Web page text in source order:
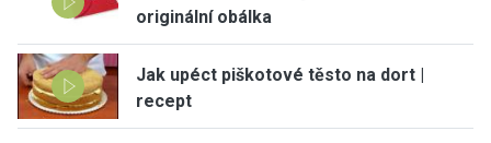
originální obálka
Jak upéct piškotové těsto na dort |
recept